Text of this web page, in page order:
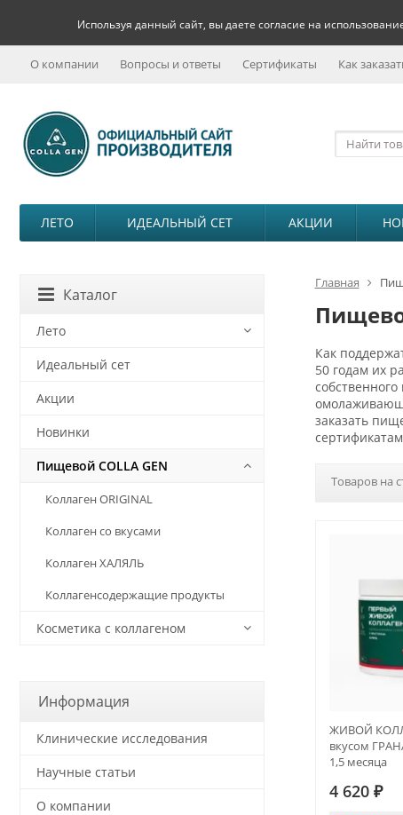
Используя данный сайт, вы даете согласие на
О компании Вопросы и ответы Сертификаты Как
ЛЕТО ИДЕАЛЬНЫЙ СЕТ АКЦИИ
Главная
Как
50 годам их
заказать
Товаров на
ЖИВОЙ
вкусом
1,5 месяца
4 620 ₽
Каталог
Лето
Идеальный сет
Акции
Новинки
Пищевой COLLA GEN
Коллаген ORIGINAL
Коллаген со вкусами
Коллаген ХАЛЯЛЬ
Коллагенсодержащие продукты
Косметика с коллагеном
Информация
Клинические исследования
Научные статьи
О компании